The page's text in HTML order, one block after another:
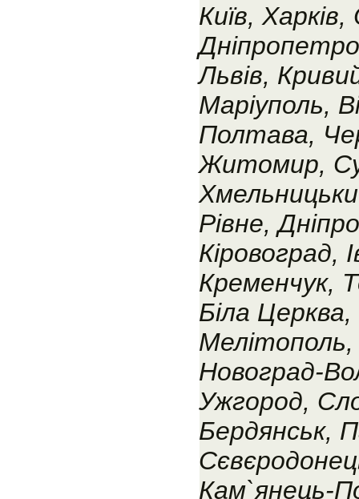
Київ,
Львів,
Маріуполь,
Полтава,
Житомир,
Рівне,
Кіровоград,
Кременчук,
Біла
Мелітополь,
Новоград-
Ужгород,
Бердянськ,
Кам`янець-